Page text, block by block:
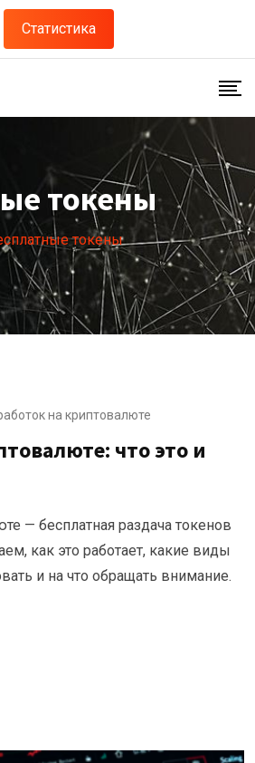
Статистика
токены
токены
на криптовалюте
что это и
— бесплатная раздача токенов
как это работает, какие виды
и на что обращать внимание.